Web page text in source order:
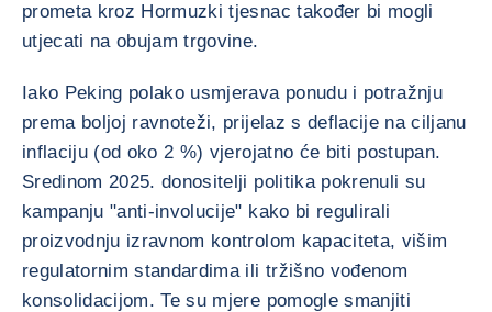
prometa kroz Hormuzki tjesnac također bi mogli
utjecati na obujam trgovine.
Iako Peking polako usmjerava ponudu i potražnju
prema boljoj ravnoteži, prijelaz s deflacije na ciljanu
inflaciju (od oko 2 %) vjerojatno će biti postupan.
Sredinom 2025. donositelji politika pokrenuli su
kampanju "anti-involucije" kako bi regulirali
proizvodnju izravnom kontrolom kapaciteta, višim
regulatornim standardima ili tržišno vođenom
konsolidacijom. Te su mjere pomogle smanjiti